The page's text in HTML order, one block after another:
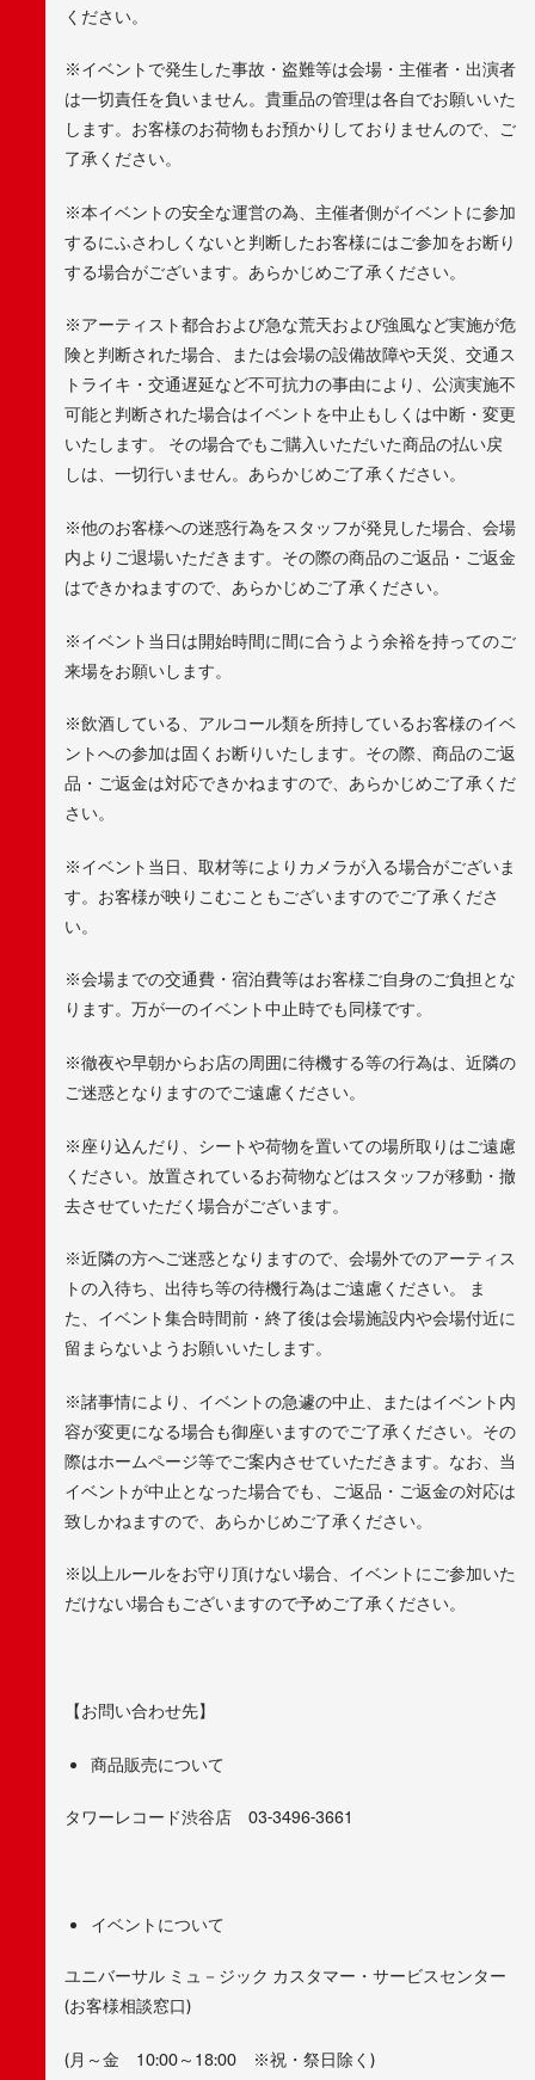
ください。
※イベントで発生した事故・盗難等は会場・主催者・出演者
は一切責任を負いません。貴重品の管理は各自でお願いいた
します。お客様のお荷物もお預かりしておりませんので、ご
了承ください。
※本イベントの安全な運営の為、主催者側がイベントに参加
するにふさわしくないと判断したお客様にはご参加をお断り
する場合がございます。あらかじめご了承ください。
※アーティスト都合および急な荒天および強風など実施が危
険と判断された場合、または会場の設備故障や天災、交通ス
トライキ・交通遅延など不可抗力の事由により、公演実施不
可能と判断された場合はイベントを中止もしくは中断・変更
いたします。 その場合でもご購入いただいた商品の払い戻
しは、一切行いません。あらかじめご了承ください。
※他のお客様への迷惑行為をスタッフが発見した場合、会場
内よりご退場いただきます。その際の商品のご返品・ご返金
はできかねますので、あらかじめご了承ください。
※イベント当日は開始時間に間に合うよう余裕を持ってのご
来場をお願いします。
※飲酒している、アルコール類を所持しているお客様のイベ
ントへの参加は固くお断りいたします。その際、商品のご返
品・ご返金は対応できかねますので、あらかじめご了承くだ
さい。
※イベント当日、取材等によりカメラが入る場合がございま
す。お客様が映りこむこともございますのでご了承くださ
い。
※会場までの交通費・宿泊費等はお客様ご自身のご負担とな
ります。万が一のイベント中止時でも同様です。
※徹夜や早朝からお店の周囲に待機する等の行為は、近隣の
ご迷惑となりますのでご遠慮ください。
※座り込んだり、シートや荷物を置いての場所取りはご遠慮
ください。放置されているお荷物などはスタッフが移動・撤
去させていただく場合がございます。
※近隣の方へご迷惑となりますので、会場外でのアーティス
トの入待ち、出待ち等の待機行為はご遠慮ください。 ま
た、イベント集合時間前・終了後は会場施設内や会場付近に
留まらないようお願いいたします。
※諸事情により、イベントの急遽の中止、またはイベント内
容が変更になる場合も御座いますのでご了承ください。その
際はホームページ等でご案内させていただきます。なお、当
イベントが中止となった場合でも、ご返品・ご返金の対応は
致しかねますので、あらかじめご了承ください。
※以上ルールをお守り頂けない場合、イベントにご参加いた
だけない場合もございますので予めご了承ください。
【お問い合わせ先】
商品販売について
タワーレコード渋谷店 03-3496-3661
イベントについて
ユニバーサル ミュ－ジック カスタマー・サービスセンター
(お客様相談窓口)
(月～金 10:00～18:00 ※祝・祭日除く)